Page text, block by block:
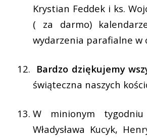
Krystian Feddek i ks.
( za darmo)
wydarzenia parafialne w
Bardzo dziękujemy
świąteczna naszych
W minionym
Władysława Kucyk,